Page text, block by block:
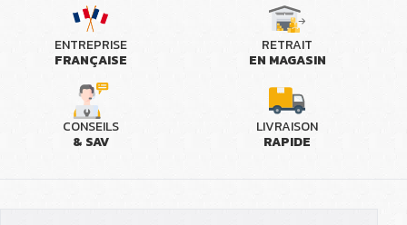
ENTREPRISE
FRANÇAISE
RETRAIT
EN MAGASIN
CONSEILS
& SAV
LIVRAISON
RAPIDE